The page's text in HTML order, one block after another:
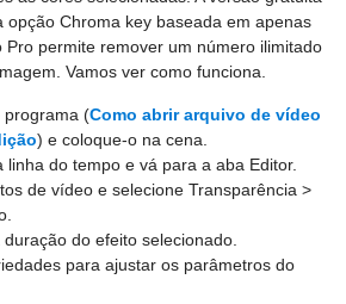
opção Chroma key baseada em apenas
Pro permite remover um número ilimitado
Vamos ver como funciona.
programa (Como abrir arquivo de vídeo
) e coloque-o na cena.
linha do tempo e vá para a aba Editor.
de vídeo e selecione Transparência >
do efeito selecionado.
para ajustar os parâmetros do